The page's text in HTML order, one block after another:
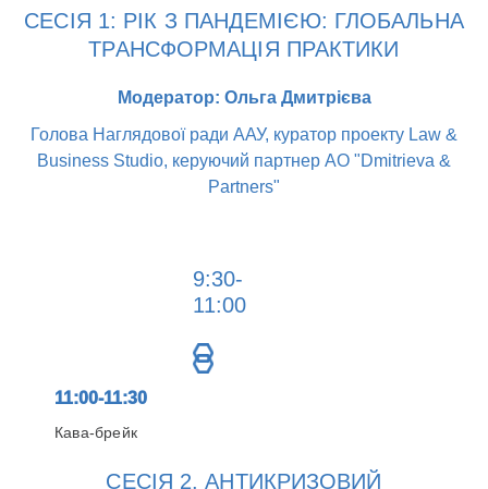
СЕСІЯ 1: РІК З ПАНДЕМІЄЮ: ГЛОБАЛЬНА
ТРАНСФОРМАЦІЯ ПРАКТИКИ
Модератор: Ольга Дмитрієва
Голова Наглядової ради ААУ, куратор проекту Law &
Business Studio, керуючий партнер АО "Dmitrieva &
Partners"
9:30-
11:00
11:00-11:30
Кава-брейк
СЕСІЯ 2. АНТИКРИЗОВИЙ